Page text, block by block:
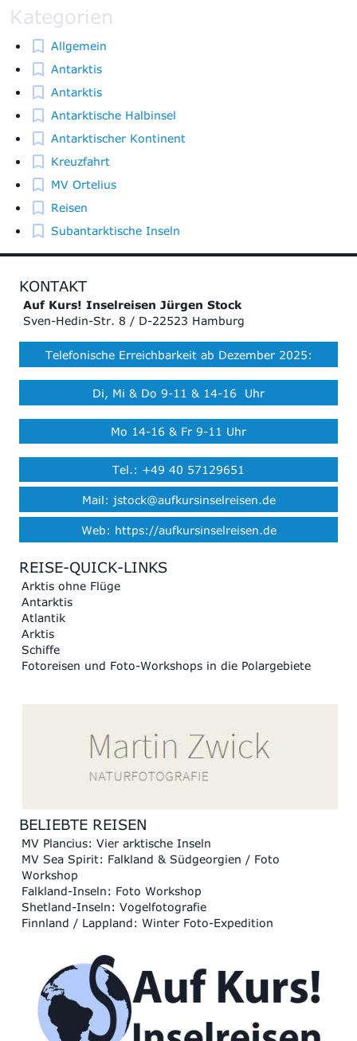
Kategorien
Allgemein
Antarktis
Antarktis
Antarktische Halbinsel
Antarktischer Kontinent
Kreuzfahrt
MV Ortelius
Reisen
Subantarktische Inseln
KONTAKT
Auf Kurs! Inselreisen Jürgen Stock
Sven-Hedin-Str. 8 / D-22523 Hamburg
Telefonische Erreichbarkeit ab Dezember 2025:
Di, Mi & Do 9-11 & 14-16 Uhr
Mo 14-16 & Fr 9-11 Uhr
Tel.: +49 40 57129651
Mail: jstock@aufkursinselreisen.de
Web: https://aufkursinselreisen.de
REISE-QUICK-LINKS
Arktis ohne Flüge
Antarktis
Atlantik
Arktis
Schiffe
Fotoreisen und Foto-Workshops in die Polargebiete
BELIEBTE REISEN
MV Plancius: Vier arktische Inseln
MV Sea Spirit: Falkland & Südgeorgien / Foto
Workshop
Falkland-Inseln: Foto Workshop
Shetland-Inseln: Vogelfotografie
Finnland / Lappland: Winter Foto-Expedition